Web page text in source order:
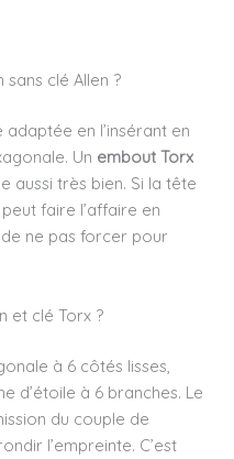
sans clé Allen ?
adaptée en l’insérant en
Un embout Torx
aussi très bien. Si la tête
faire l’affaire en
ne pas forcer pour
et clé Torx ?
à 6 côtés lisses,
d’étoile à 6 branches. Le
du couple de
l’empreinte. C’est